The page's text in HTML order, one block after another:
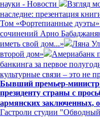
науки - Новости
Взгляд
наследие: презентация
Том «Фортепианные
сочинений Арно
иметь свой дом...»
Ляна
второй дом»
Америабанк
банкинга за первое
культурные связи – это не
Бывший премьер-министр
президенту страны с
армянских заключенных,
Гастроли студии